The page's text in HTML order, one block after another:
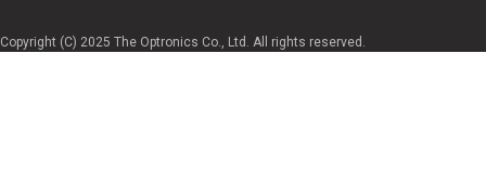
Copyright (C) 2025 The Optronics Co., Ltd. All rights reserved.